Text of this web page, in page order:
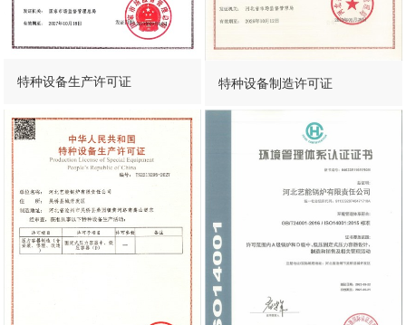
特种设备生产许可证 特种设备制造许可证